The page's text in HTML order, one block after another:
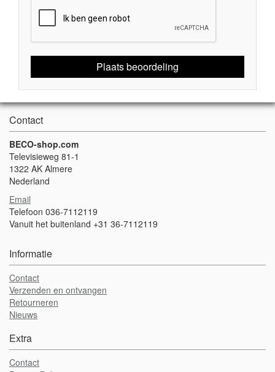
Plaats beoordeling
Contact
BECO-shop.com
Televisieweg 81-1
1322 AK Almere
Nederland
Email
Telefoon 036-7112119
Vanuit het buitenland +31 36-7112119
Informatie
Contact
Verzenden en ontvangen
Retourneren
Nieuws
Extra
Contact